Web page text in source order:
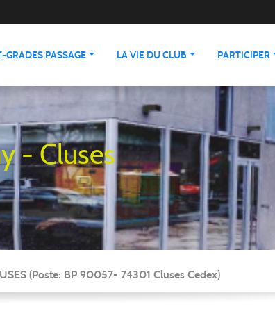
GRADES PASSAGE LA VIE DU CLUB PARTICIPER
- Cluses
(Poste: BP 90057- 74301 Cluses Cedex)